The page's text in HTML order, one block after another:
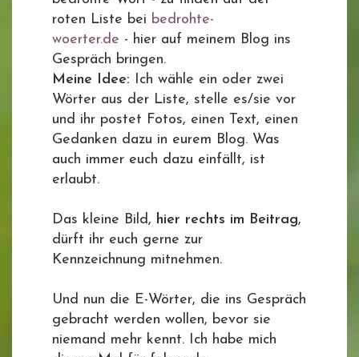
roten Liste bei bedrohte-
woerter.de - hier auf meinem Blog ins
Gespräch bringen.
Meine Idee: Ich wähle ein oder zwei
Wörter aus der Liste, stelle es/sie vor
und ihr postet Fotos, einen Text, einen
Gedanken dazu in eurem Blog. Was
auch immer euch dazu einfällt, ist
erlaubt.
Das kleine Bild, hier rechts im Beitrag,
dürft ihr euch gerne zur
Kennzeichnung mitnehmen.
Und nun die E-Wörter, die ins Gespräch
gebracht werden wollen, bevor sie
niemand mehr kennt. Ich habe mich